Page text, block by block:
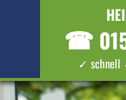
☎
✓ schnell